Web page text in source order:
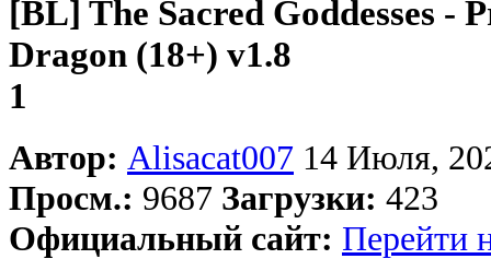
[BL] The Sacred Goddesses -
Dragon (18+) v1.8
1
Автор: Alisacat007 14 Июля,
Просм.: 9687 Загрузки: 423
Официальный сайт: Перейти